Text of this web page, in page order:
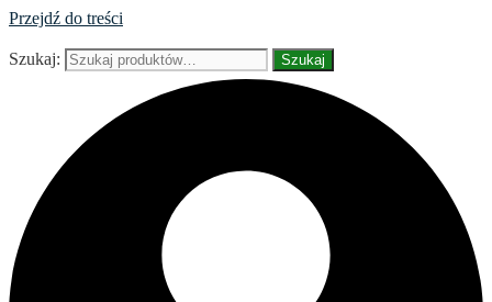
Przejdź do treści
Szukaj: Szukaj